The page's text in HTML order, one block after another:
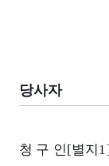
당사자
청 구 인[별지